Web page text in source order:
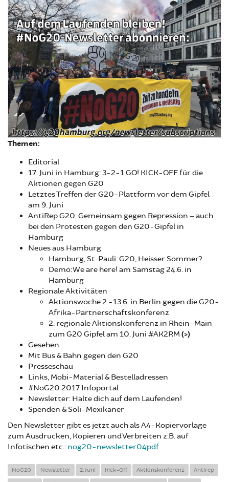
Themen:
Editorial
17. Juni in Hamburg: 3-2-1 GO! KICK-OFF für die
Aktionen gegen G20
Letztes Treffen der G20-Plattform vor dem Gipfel
am 9. Juni
AntiRep G20: Gemeinsam gegen Repression – auch
bei den Protesten gegen den G20-Gipfel in
Hamburg
Neues aus Hamburg
Hamburg, St. Pauli: G20, Heisser Sommer?
Demo: We are here! am Samstag 24.6. in
Hamburg
Regionale Aktivitäten
Aktionswoche 2.-13.6. in Berlin gegen die G20-
Afrika-Partnerschaftskonferenz
2. regionale Aktionskonferenz in Rhein-Main
zum G20 Gipfel am 10. Juni #AK2RM (>)
Gesehen
Mit Bus & Bahn gegen den G20
Presseschau
Links, Mobi-Material & Bestelladressen
#NoG20 2017 Infoportal
Newsletter: Halte dich auf dem Laufenden!
Spenden & Soli-Mexikaner
Den Newsletter gibt es jetzt auch als A4-Kopiervorlage
zum Ausdrucken, Kopieren und Verbreiten z.B. auf
Infotischen etc.: nog20-newsletter04pdf
NoG20 Newsletter 2. Juni Kick-Off Aktionskonferenz Antirep